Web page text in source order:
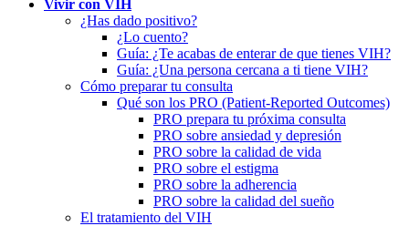
Vivir con VIH
¿Has dado positivo?
¿Lo cuento?
Guía: ¿Te acabas de enterar de que tienes VIH?
Guía: ¿Una persona cercana a ti tiene VIH?
Cómo preparar tu consulta
Qué son los PRO (Patient-Reported Outcomes)
PRO prepara tu próxima consulta
PRO sobre ansiedad y depresión
PRO sobre la calidad de vida
PRO sobre el estigma
PRO sobre la adherencia
PRO sobre la calidad del sueño
El tratamiento del VIH